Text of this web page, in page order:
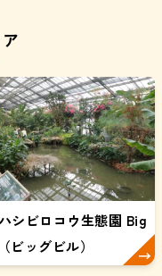
ハシビロコウ生態園 Big
ビッグビル）